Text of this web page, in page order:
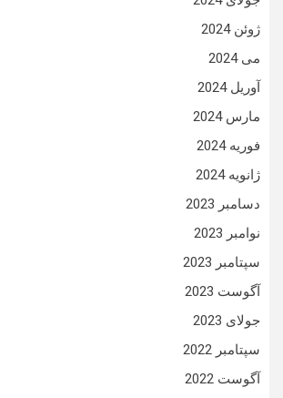
ژوئن 2024
می 2024
آوریل 2024
مارس 2024
فوریه 2024
ژانویه 2024
دسامبر 2023
نوامبر 2023
سپتامبر 2023
آگوست 2023
جولای 2023
سپتامبر 2022
آگوست 2022